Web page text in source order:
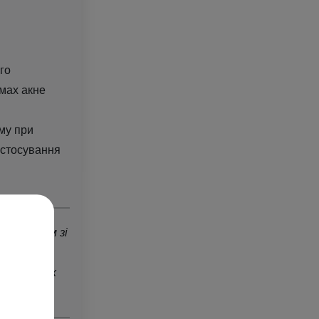
акне
при
проблем зі
тяжких